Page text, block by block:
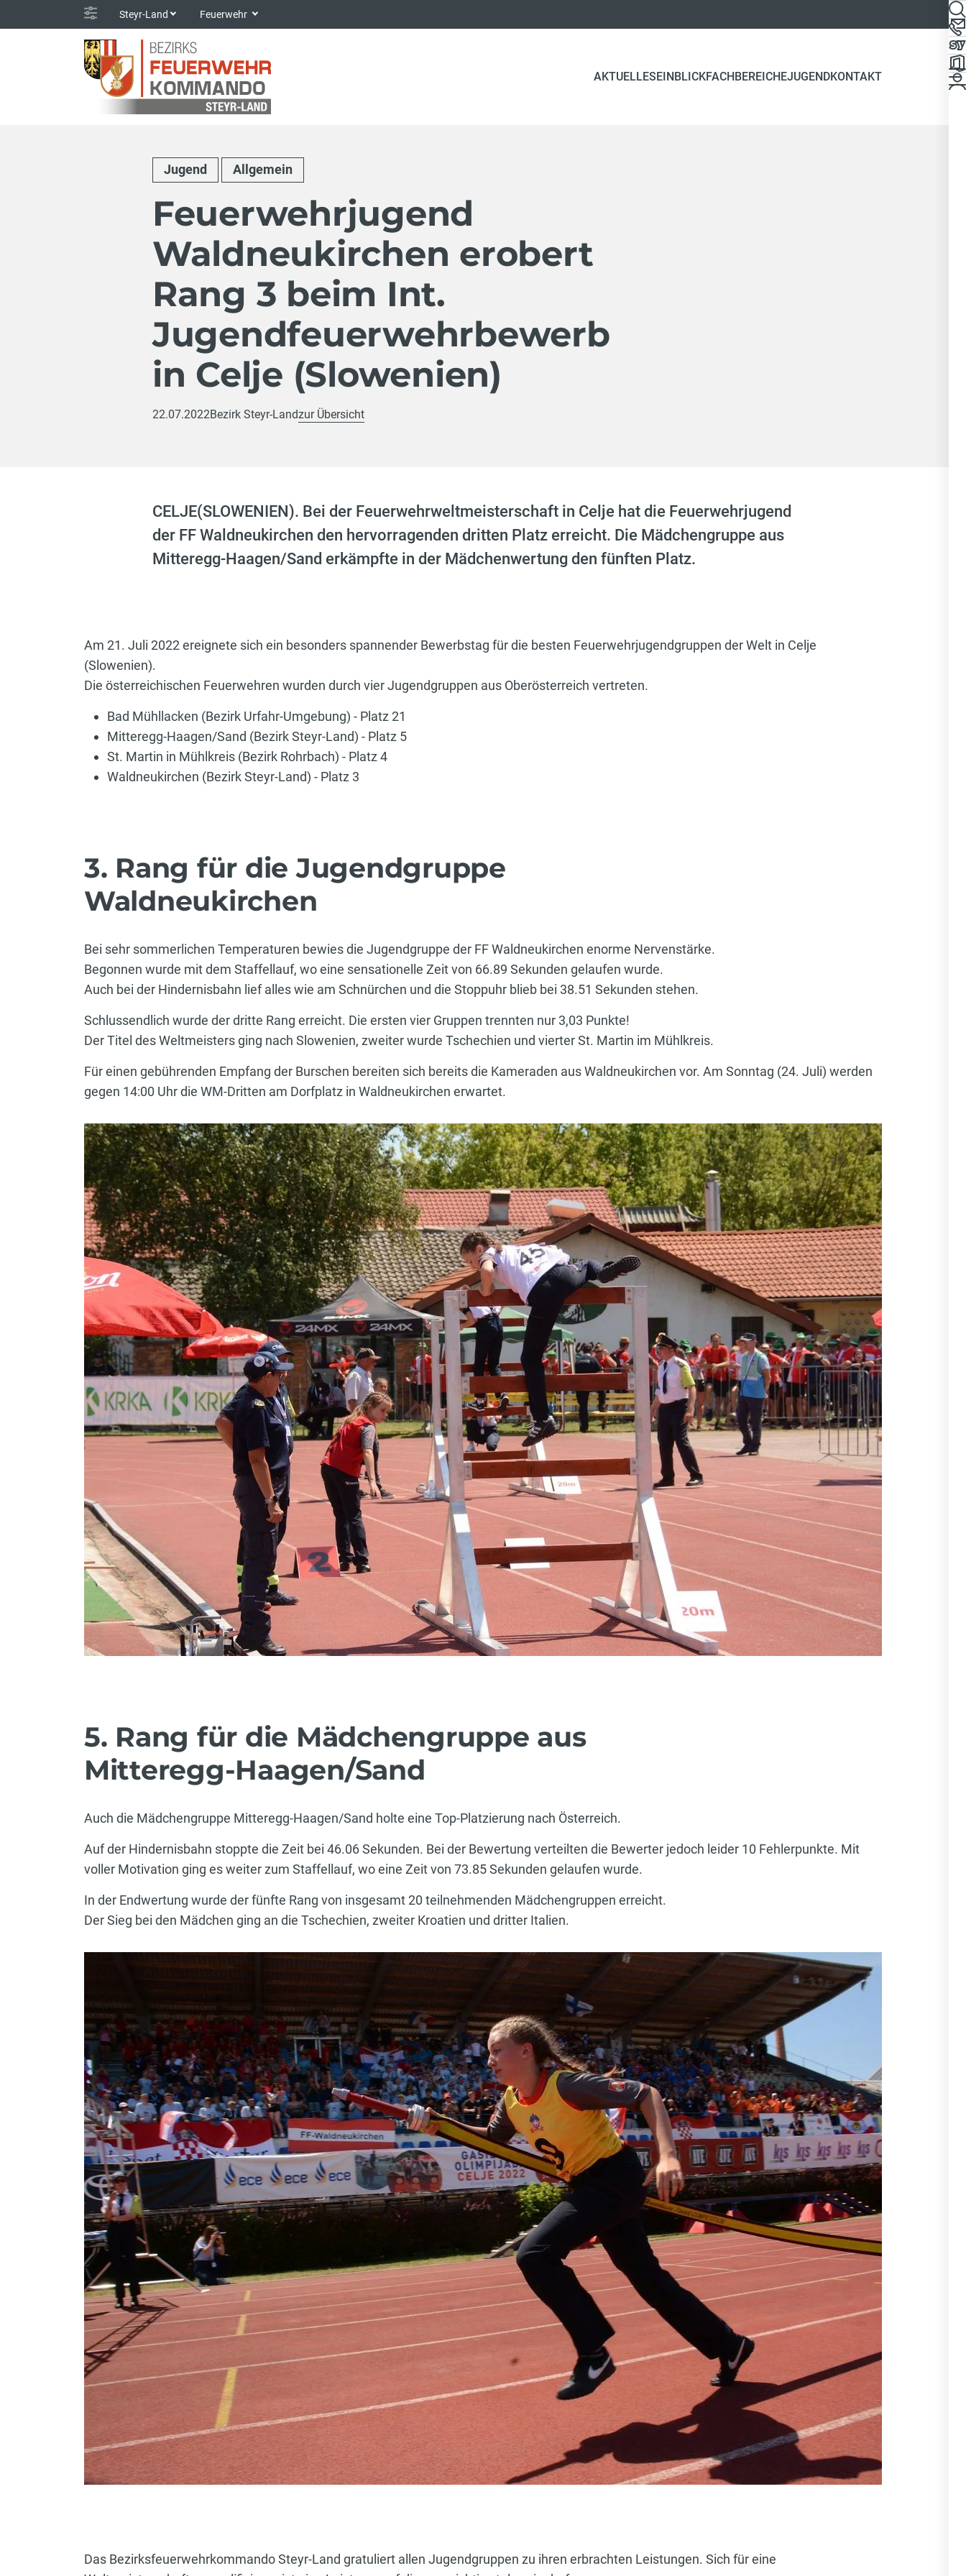
Steyr-Land Feuerwehr
AKTUELLESEINBLICKFACHBEREICHEJUGENDKONTAKT
Jugend Allgemein
Feuerwehrjugend
Waldneukirchen erobert
Rang 3 beim Int.
Jugendfeuerwehrbewerb
in Celje (Slowenien)
22.07.2022Bezirk Steyr-Landzur Übersicht
CELJE(SLOWENIEN). Bei der Feuerwehrweltmeisterschaft in Celje hat die Feuerwehrjugend
der FF Waldneukirchen den hervorragenden dritten Platz erreicht. Die Mädchengruppe aus
Mitteregg-Haagen/Sand erkämpfte in der Mädchenwertung den fünften Platz.
Am 21. Juli 2022 ereignete sich ein besonders spannender Bewerbstag für die besten Feuerwehrjugendgruppen der Welt in Celje
(Slowenien).
Die österreichischen Feuerwehren wurden durch vier Jugendgruppen aus Oberösterreich vertreten.
Bad Mühllacken (Bezirk Urfahr-Umgebung) - Platz 21
Mitteregg-Haagen/Sand (Bezirk Steyr-Land) - Platz 5
St. Martin in Mühlkreis (Bezirk Rohrbach) - Platz 4
Waldneukirchen (Bezirk Steyr-Land) - Platz 3
3. Rang für die Jugendgruppe
Waldneukirchen
Bei sehr sommerlichen Temperaturen bewies die Jugendgruppe der FF Waldneukirchen enorme Nervenstärke.
Begonnen wurde mit dem Staffellauf, wo eine sensationelle Zeit von 66.89 Sekunden gelaufen wurde.
Auch bei der Hindernisbahn lief alles wie am Schnürchen und die Stoppuhr blieb bei 38.51 Sekunden stehen.
Schlussendlich wurde der dritte Rang erreicht. Die ersten vier Gruppen trennten nur 3,03 Punkte!
Der Titel des Weltmeisters ging nach Slowenien, zweiter wurde Tschechien und vierter St. Martin im Mühlkreis.
Für einen gebührenden Empfang der Burschen bereiten sich bereits die Kameraden aus Waldneukirchen vor. Am Sonntag (24. Juli) werden
gegen 14:00 Uhr die WM-Dritten am Dorfplatz in Waldneukirchen erwartet.
5. Rang für die Mädchengruppe aus
Mitteregg-Haagen/Sand
Auch die Mädchengruppe Mitteregg-Haagen/Sand holte eine Top-Platzierung nach Österreich.
Auf der Hindernisbahn stoppte die Zeit bei 46.06 Sekunden. Bei der Bewertung verteilten die Bewerter jedoch leider 10 Fehlerpunkte. Mit
voller Motivation ging es weiter zum Staffellauf, wo eine Zeit von 73.85 Sekunden gelaufen wurde.
In der Endwertung wurde der fünfte Rang von insgesamt 20 teilnehmenden Mädchengruppen erreicht.
Der Sieg bei den Mädchen ging an die Tschechien, zweiter Kroatien und dritter Italien.
Das Bezirksfeuerwehrkommando Steyr-Land gratuliert allen Jugendgruppen zu ihren erbrachten Leistungen. Sich für eine